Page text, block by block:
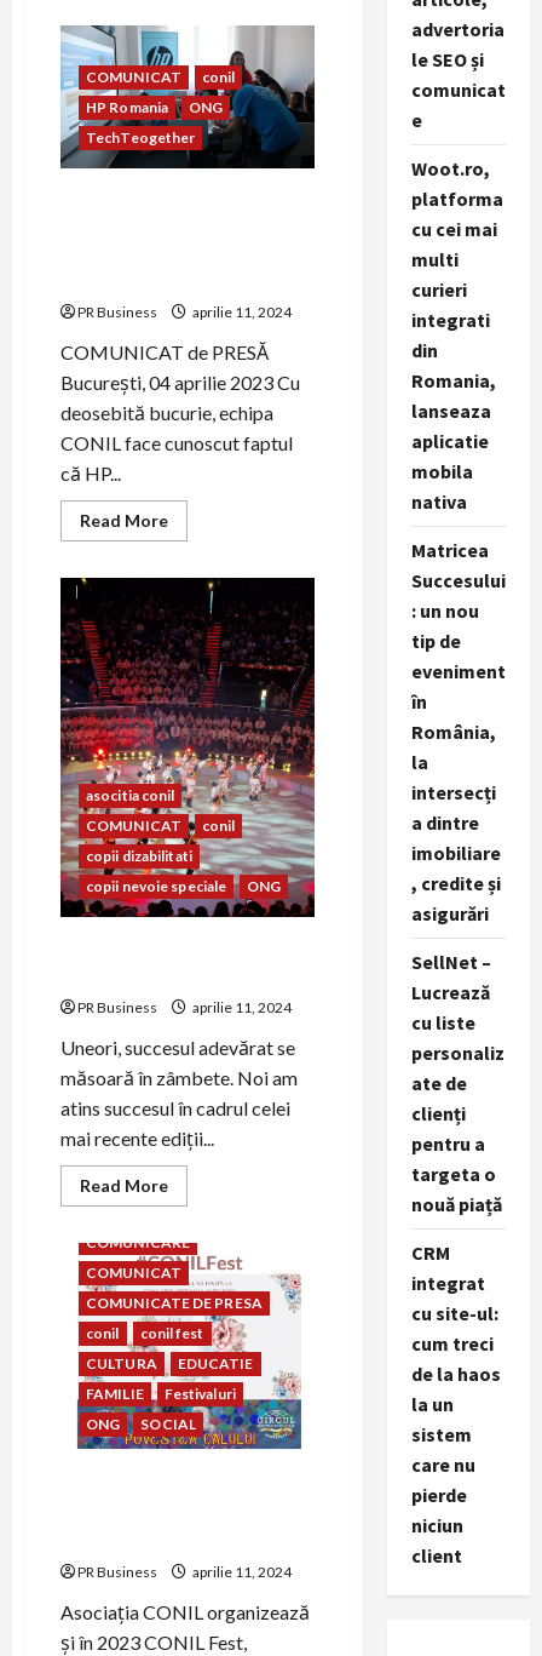
Iancu
revine
și
face
valuri
de
bine
pentru
copiii
COMUNICAT
conil
HP Romania
ONG
TechTeogether
PR Business aprilie 11, 2024
COMUNICAT de PRESĂ
București, 04 aprilie 2023 Cu
deosebită bucurie, echipa
CONIL face cunoscut faptul
că HP...
Read MoreRead
more
CONIL
HP
Romania
colaborează
în
cadrul
proiectului
TechTeogether
asocitia conil
COMUNICAT
conil
copii dizabilitati
copii nevoie speciale
ONG
PR Business aprilie 11, 2024
Uneori, succesul adevărat se
măsoară în zâmbete. Noi am
atins succesul în cadrul celei
mai recente ediții...
Read MoreRead
more
Conil,
vorbim
același
zâmbet!
asociatia conil
COMUNICARE
COMUNICAT
COMUNICATE DE PRESA
conil
conil fest
CULTURA
EDUCATIE
FAMILIE
Festivaluri
ONG
SOCIAL
PR Business aprilie 11, 2024
Asociația CONIL organizează
și în 2023 CONIL Fest,
advertoria
le SEO și
comunicat
e
Woot.ro,
platforma
cu cei mai
multi
curieri
integrati
din
Romania,
lanseaza
aplicatie
mobila
nativa
Matricea
Succesului
: un nou
tip de
eveniment
în
România,
la
intersecți
a dintre
imobiliare
, credite și
asigurări
SellNet –
Lucrează
cu liste
personaliz
ate de
clienți
pentru a
targeta o
nouă piață
CRM
integrat
cu site-ul:
cum treci
de la haos
la un
sistem
care nu
pierde
niciun
client